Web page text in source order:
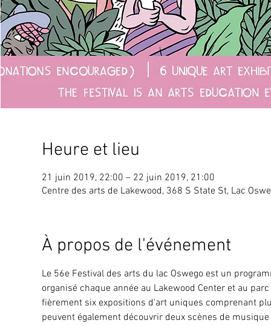
Heure et lieu
21 juin 2019, 22:00 – 22 juin 2019, 21:00
Centre des arts de Lakewood, 368 S State St, Lac
À propos de l'événement
Le 56e Festival des arts du lac Oswego est un
organisé chaque année au Lakewood Center et au
fièrement six expositions d'art uniques comprenant
peuvent également découvrir deux scènes de